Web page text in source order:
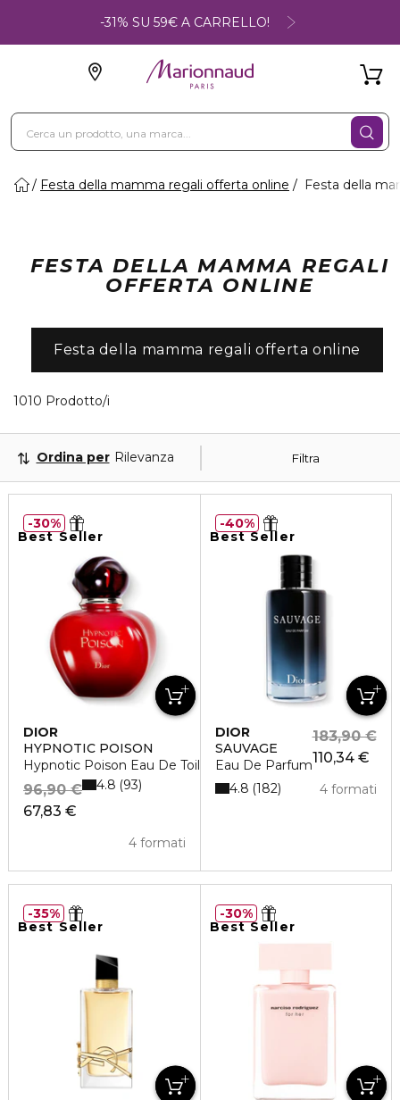
-31% SU 59€ A CARRELLO!
Festa della mamma regali offerta online Festa della
FESTA DELLA MAMMA REGALI
OFFERTA ONLINE
Festa della mamma regali offerta online
1010 Prodotto/i
Filtra
Ordina per Rilevanza
Best Seller
DIOR
HYPNOTIC POISON
Hypnotic Poison Eau De Toilette
67,83 €
96,90 €
4 formati
4.8 93
30%
Best Seller
DIOR
SAUVAGE
Eau De Parfum110,34 €
183,90 €
4 formati
4.8 182
40%
Best Seller
35%
Best Seller
30%